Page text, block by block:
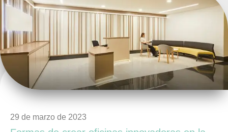
29 de marzo de 2023